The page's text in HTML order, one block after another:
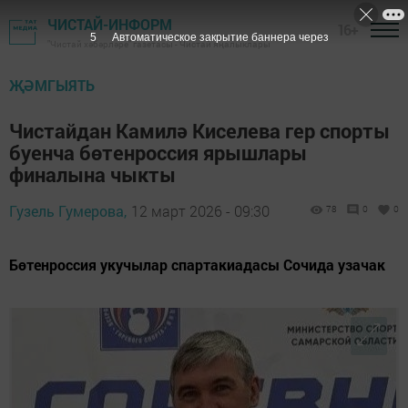
ЧИСТАЙ-ИНФОРМ
"Чистай хәбәрләре" газетасы - Чистай яңалыклары
ҖӘМГЫЯТЬ
Чистайдан Камилә Киселева гер спорты
буенча бөтенроссия ярышлары
финалына чыкты
Гузель Гумерова, 12 март 2026 - 09:30 78 0 0
Бөтенроссия укучылар спартакиадасы Сочида узачак
3 Автоматическое закрытие баннера через